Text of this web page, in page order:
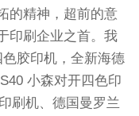
的精神，超前的意
印刷企业之首。我
胶印机，全新海德
小森对开四色印
刷机、德国曼罗兰